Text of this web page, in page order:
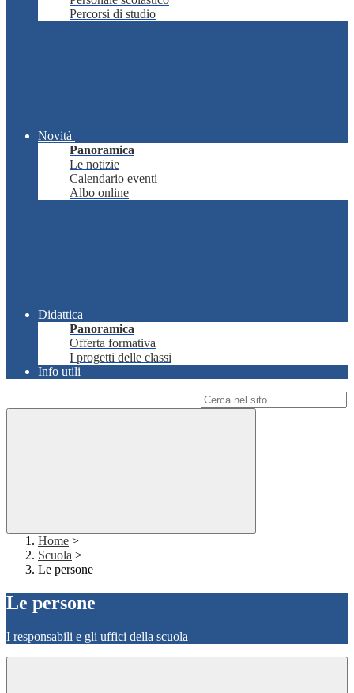
Percorsi di studio
Novità
Panoramica
Le notizie
Calendario eventi
Albo online
Didattica
Panoramica
Offerta formativa
I progetti delle classi
Info utili
Home >
Scuola >
Le persone
Le persone
I responsabili e gli uffici della scuola